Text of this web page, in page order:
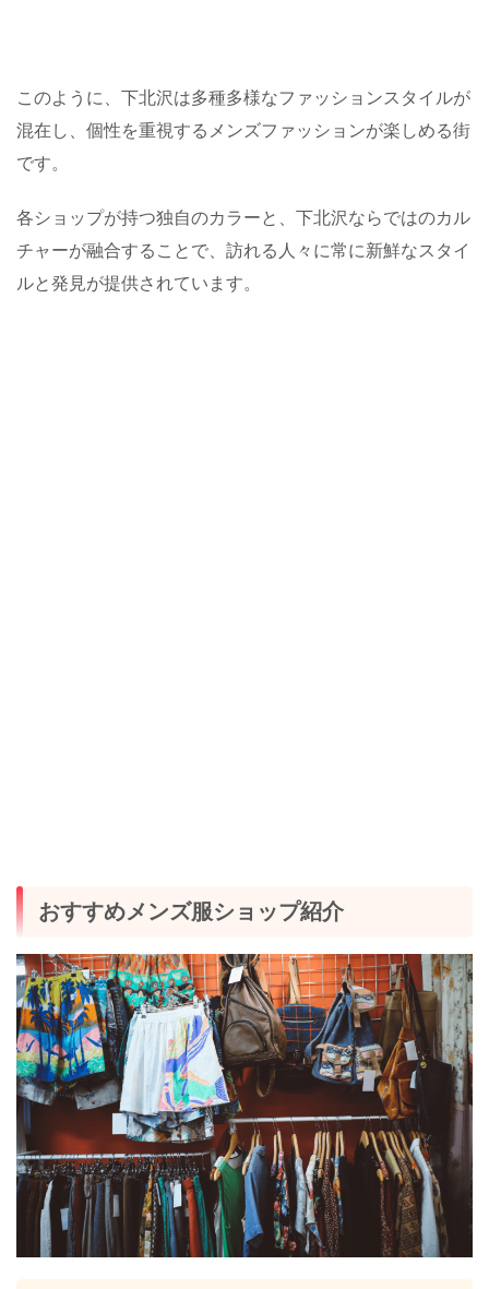
このように、下北沢は多種多様なファッションスタイルが
混在し、個性を重視するメンズファッションが楽しめる街
です。
各ショップが持つ独自のカラーと、下北沢ならではのカル
チャーが融合することで、訪れる人々に常に新鮮なスタイ
ルと発見が提供されています。
おすすめメンズ服ショップ紹介